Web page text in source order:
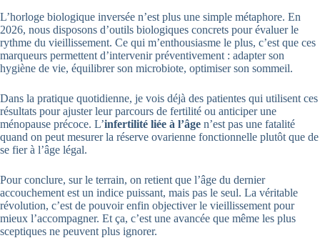
L’horloge biologique inversée n’est plus une simple métaphore. En
2026, nous disposons d’outils biologiques concrets pour évaluer le
rythme du vieillissement. Ce qui m’enthousiasme le plus, c’est que ces
marqueurs permettent d’intervenir préventivement : adapter son
hygiène de vie, équilibrer son microbiote, optimiser son sommeil.
Dans la pratique quotidienne, je vois déjà des patientes qui utilisent ces
résultats pour ajuster leur parcours de fertilité ou anticiper une
ménopause précoce. L’infertilité liée à l’âge n’est pas une fatalité
quand on peut mesurer la réserve ovarienne fonctionnelle plutôt que de
se fier à l’âge légal.
Pour conclure, sur le terrain, on retient que l’âge du dernier
accouchement est un indice puissant, mais pas le seul. La véritable
révolution, c’est de pouvoir enfin objectiver le vieillissement pour
mieux l’accompagner. Et ça, c’est une avancée que même les plus
sceptiques ne peuvent plus ignorer.